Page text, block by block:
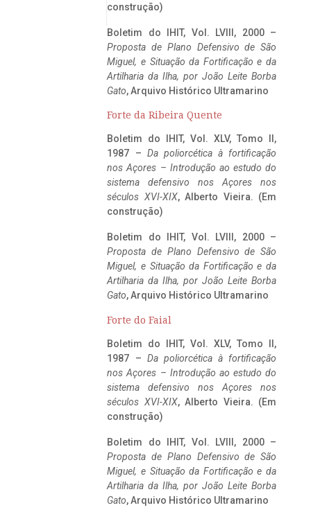
construção)
Boletim do IHIT, Vol. LVIII, 2000 –
Proposta de Plano Defensivo de São
Miguel, e Situação da Fortificação e da
Artilharia da Ilha, por João Leite Borba
Gato, Arquivo Histórico Ultramarino
Forte da Ribeira Quente
Boletim do IHIT, Vol. XLV, Tomo II,
1987 – Da poliorcética à fortificação
nos Açores – Introdução ao estudo do
sistema defensivo nos Açores nos
séculos XVI-XIX, Alberto Vieira. (Em
construção)
Boletim do IHIT, Vol. LVIII, 2000 –
Proposta de Plano Defensivo de São
Miguel, e Situação da Fortificação e da
Artilharia da Ilha, por João Leite Borba
Gato, Arquivo Histórico Ultramarino
Forte do Faial
Boletim do IHIT, Vol. XLV, Tomo II,
1987 – Da poliorcética à fortificação
nos Açores – Introdução ao estudo do
sistema defensivo nos Açores nos
séculos XVI-XIX, Alberto Vieira. (Em
construção)
Boletim do IHIT, Vol. LVIII, 2000 –
Proposta de Plano Defensivo de São
Miguel, e Situação da Fortificação e da
Artilharia da Ilha, por João Leite Borba
Gato, Arquivo Histórico Ultramarino